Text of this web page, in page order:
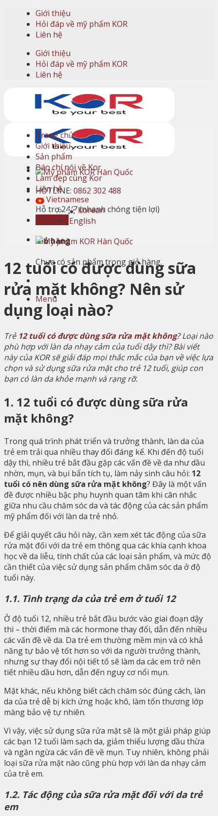
content
Giới thiệu
Hỏi đáp về mỹ phẩm KOR
Liên hệ
Giới thiệu
Hỏi đáp về mỹ phẩm KOR
Liên hệ
HOTLINE: 0862 302 488
Hỗ trợ 24/7 (nhanh chóng tiện lợi)
Giỏ hàng
Giỏ hàng
Chưa có sản phẩm trong giỏ hàng.
Menu
Trang chủ
Giới thiệu
Sản phẩm
Báo chí nói về Kor
Làm đẹp cùng Kor
Liên hệ
Vietnamese
Korean
English
12 tuổi có được dùng sữa
rửa mặt không? Nên sử
dụng loại nào?
Trẻ 12 tuổi có được dùng sữa rửa mặt không? Loại nào
phù hợp với làn da nhạy cảm của tuổi dậy thì? Bài viết
này của KOR sẽ giải đáp mọi thắc mắc của bạn về việc lựa
chọn và sử dụng sữa rửa mặt cho trẻ 12 tuổi, giúp con
bạn có làn da khỏe mạnh và rạng rỡ.
1. 12 tuổi có được dùng sữa rửa
mặt không?
Trong quá trình phát triển và trưởng thành, làn da của
trẻ em trải qua nhiều thay đổi đáng kể. Khi đến độ tuổi
dậy thì, nhiều trẻ bắt đầu gặp các vấn đề về da như dầu
nhờn, mụn, và bụi bẩn tích tụ, làm nảy sinh câu hỏi: 12
tuổi có nên dùng sữa rửa mặt không? Đây là một vấn
đề được nhiều bậc phụ huynh quan tâm khi cân nhắc
giữa nhu cầu chăm sóc da và tác động của các sản phẩm
mỹ phẩm đối với làn da trẻ nhỏ.
Để giải quyết câu hỏi này, cần xem xét tác động của sữa
rửa mặt đối với da trẻ em thông qua các khía cạnh khoa
học về da liễu, tính chất của các loại sản phẩm, và mức độ
cần thiết của việc sử dụng sản phẩm chăm sóc da ở độ
tuổi này.
1.1. Tình trạng da của trẻ em ở tuổi 12
Ở độ tuổi 12, nhiều trẻ bắt đầu bước vào giai đoạn dậy
thì – thời điểm mà các hormone thay đổi, dẫn đến nhiều
các vấn đề về da. Da trẻ em thường mềm mịn và có khả
năng tự bảo vệ tốt hơn so với da người trưởng thành,
nhưng sự thay đổi nội tiết tố sẽ làm da các em trở nên
tiết nhiều dầu hơn, dẫn đến nguy cơ nổi mụn.
Mặt khác, nếu không biết cách chăm sóc đúng cách, làn
da của trẻ dễ bị kích ứng hoặc khô, làm tổn thương lớp
màng bảo vệ tự nhiên.
Vì vậy, việc sử dụng sữa rửa mặt sẽ là một giải pháp giúp
các bạn 12 tuổi làm sạch da, giảm thiểu lượng dầu thừa
và ngăn ngừa các vấn đề về mụn. Tuy nhiên, không phải
loại sữa rửa mặt nào cũng phù hợp với làn da nhạy cảm
của trẻ em.
1.2. Tác động của sữa rửa mặt đối với da trẻ
em